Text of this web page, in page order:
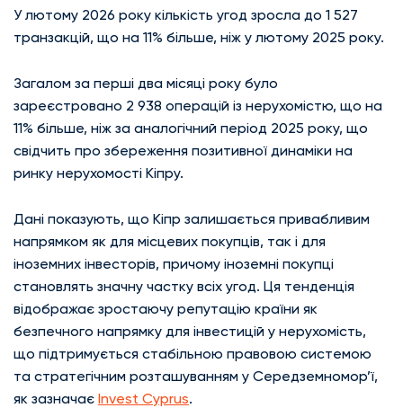
У лютому 2026 року кількість угод зросла до 1 527
транзакцій, що на 11% більше, ніж у лютому 2025 року.
Загалом за перші два місяці року було
зареєстровано 2 938 операцій із нерухомістю, що на
11% більше, ніж за аналогічний період 2025 року, що
свідчить про збереження позитивної динаміки на
ринку нерухомості Кіпру.
Дані показують, що Кіпр залишається привабливим
напрямком як для місцевих покупців, так і для
іноземних інвесторів, причому іноземні покупці
становлять значну частку всіх угод. Ця тенденція
відображає зростаючу репутацію країни як
безпечного напрямку для інвестицій у нерухомість,
що підтримується стабільною правовою системою
та стратегічним розташуванням у Середземномор’ї,
як зазначає Invest Cyprus.